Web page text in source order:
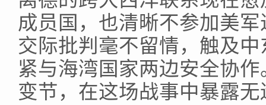
成员国，也清晰不参加美
交际批判毫不留情，触及
紧与海湾国家两边安全协
变节，在这场战事中暴露